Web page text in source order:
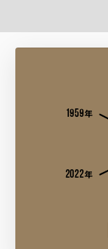
1959年
2022年